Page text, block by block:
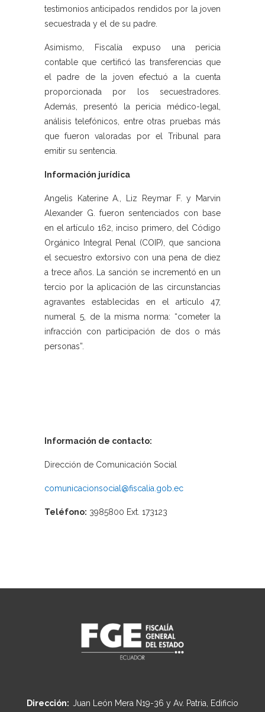
testimonios anticipados rendidos por la joven
secuestrada y el de su padre.
Asimismo, Fiscalía expuso una pericia
contable que certificó las transferencias que
el padre de la joven efectuó a la cuenta
proporcionada por los secuestradores.
Además, presentó la pericia médico-legal,
análisis telefónicos, entre otras pruebas más
que fueron valoradas por el Tribunal para
emitir su sentencia.
Información jurídica
Angelis Katerine A., Liz Reymar F. y Marvin
Alexander G. fueron sentenciados con base
en el artículo 162, inciso primero, del Código
Orgánico Integral Penal (COIP), que sanciona
el secuestro extorsivo con una pena de diez
a trece años. La sanción se incrementó en un
tercio por la aplicación de las circunstancias
agravantes establecidas en el artículo 47,
numeral 5, de la misma norma: “cometer la
infracción con participación de dos o más
personas”.
Información de contacto:
Dirección de Comunicación Social
comunicacionsocial@fiscalia.gob.ec
Teléfono: 3985800 Ext. 173123
Dirección: Juan León Mera N19-36 y Av. Patria, Edificio